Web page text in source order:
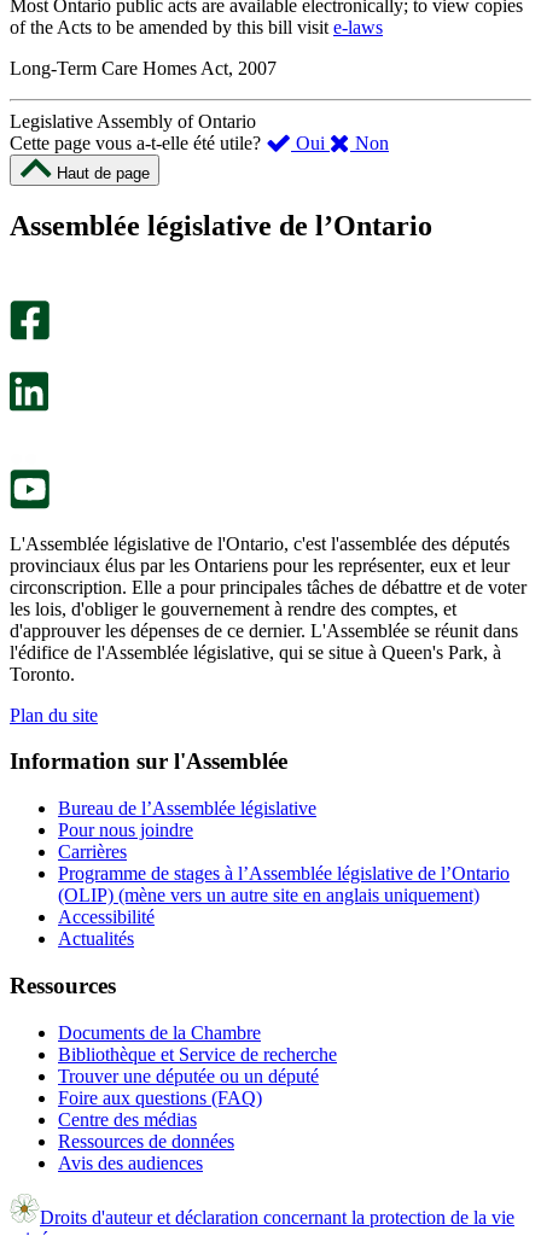
Most Ontario public acts are available electronically; to view copies
of the Acts to be amended by this bill visit e-laws
Long-Term Care Homes Act, 2007
Legislative Assembly of Ontario
Cette page vous a-t-elle été utile?
Oui ,
été
Non
m’a
Haut de page
Assemblée législative de l’Ontario
L'Assemblée législative de l'Ontario, c'est l'assemblée des députés
provinciaux élus par les Ontariens pour les représenter, eux et leur
circonscription. Elle a pour principales tâches de débattre et de voter
les lois, d'obliger le gouvernement à rendre des comptes, et
d'approuver les dépenses de ce dernier. L'Assemblée se réunit dans
l'édifice de l'Assemblée législative, qui se situe à Queen's Park, à
Toronto.
Plan du site
Information sur l'Assemblée
Bureau de l’Assemblée législative
Pour nous joindre
Carrières
Programme de stages à l’Assemblée législative de l’Ontario
(OLIP) (mène vers un autre site en anglais uniquement)
Accessibilité
Actualités
Ressources
Documents de la Chambre
Bibliothèque et Service de recherche
Trouver une députée ou un député
Foire aux questions (FAQ)
Centre des médias
Ressources de données
Avis des audiences
Droits d'auteur et déclaration concernant la protection de la vie